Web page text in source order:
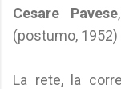
Cesare Pavese
(postumo, 1952)
La rete, la